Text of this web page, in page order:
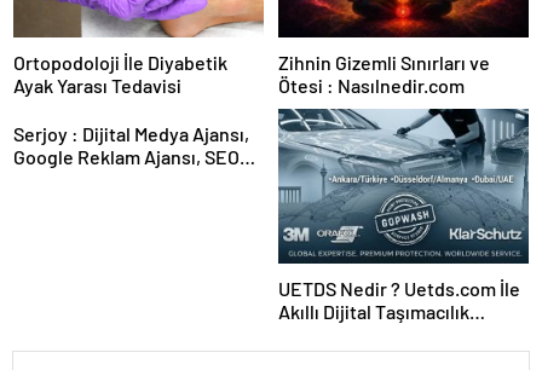
Ortopodoloji İle Diyabetik
Ayak Yarası Tedavisi
Zihnin Gizemli Sınırları ve
Ötesi : Nasılnedir.com
Serjoy : Dijital Medya Ajansı,
Google Reklam Ajansı, SEO
UETDS Nedir ? Uetds.com İle
Akıllı Dijital Taşımacılık